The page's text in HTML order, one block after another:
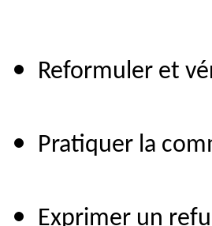
Reformuler et
Pratiquer la
Exprimer un